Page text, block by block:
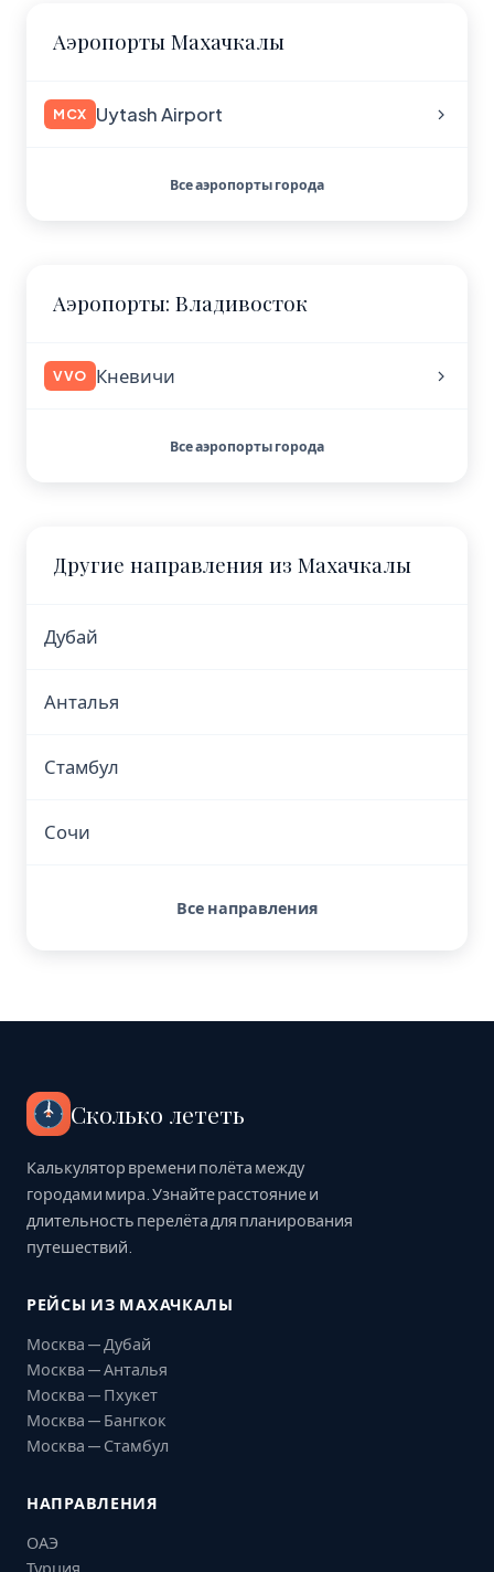
Аэропорты Махачкалы
MCX Uytash Airport
Все аэропорты города
Аэропорты: Владивосток
VVO Кневичи
Все аэропорты города
Другие направления из Махачкалы
Дубай
Анталья
Стамбул
Сочи
Все направления
Сколько лететь
Калькулятор времени полёта между
городами мира. Узнайте расстояние и
длительность перелёта для планирования
путешествий.
РЕЙСЫ ИЗ МАХАЧКАЛЫ
Москва — Дубай
Москва — Анталья
Москва — Пхукет
Москва — Бангкок
Москва — Стамбул
НАПРАВЛЕНИЯ
ОАЭ
Турция